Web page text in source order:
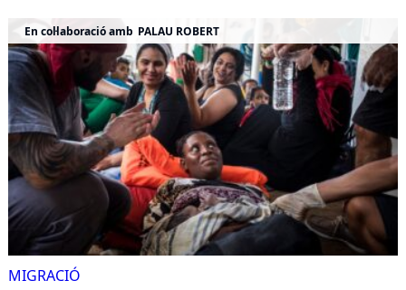
En col·laboració amb PALAU ROBERT
MIGRACIÓ